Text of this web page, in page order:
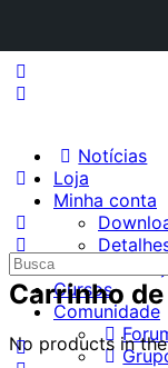
Notícias
Loja
Minha conta
Cursos
Comunidade
Carrinho
No products in
Procurar
por: